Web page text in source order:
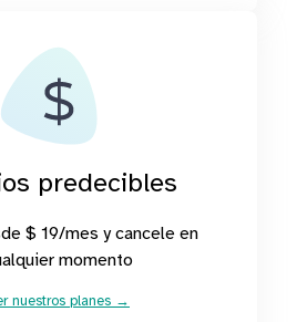
predecibles
$ 19/mes y cancele en
momento
nuestros planes →